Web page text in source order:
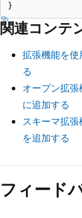
関連コンテ
拡張機能を
る
オープン拡
に追加する
スキーマ拡
を追加する
フィード